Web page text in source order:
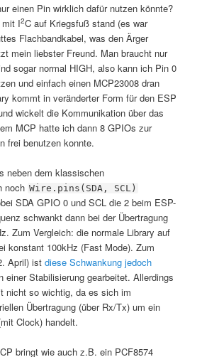
einen Pin wirklich dafür nutzen könnte?
mit I2C auf Kriegsfuß stand (es war
Flachbandkabel, was den Ärger
mein liebster Freund. Man braucht nur
sogar normal HIGH, also kann ich Pin 0
und einfach einen MCP23008 dran
kommt in veränderter Form für den ESP
wickelt die Kommunikation über das
MCP hatte ich dann 8 GPIOs zur
frei benutzen konnte.
neben dem klassischen
noch Wire.pins(SDA, SCL)
SDA GPIO 0 und SCL die 2 beim ESP-
schwankt dann bei der Übertragung
Zum Vergleich: die normale Library auf
konstant 100kHz (Fast Mode). Zum
April) istdiese Schwankung jedoch
einer Stabilisierung gearbeitet. Allerdings
nicht so wichtig, da es sich im
Übertragung (über Rx/Tx) um ein
Clock) handelt.
bringt wie auch z.B. ein PCF8574